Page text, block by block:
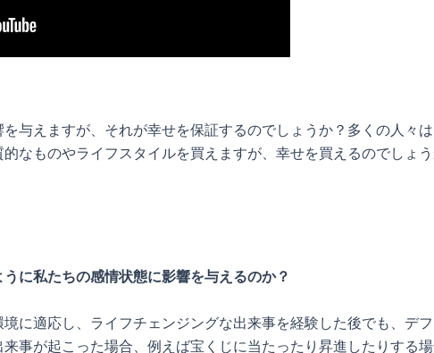
与えますが、それが幸せを保証するのでしょうか？多くの人々
なものやライフスタイルを買えますが、幸せを買えるのでしょ
に私たちの感情状態に影響を与えるのか？
に適応し、ライフチェンジングな出来事を経験した後でも、デ
事が起こった場合、例えば宝くじに当たったり昇進したりする